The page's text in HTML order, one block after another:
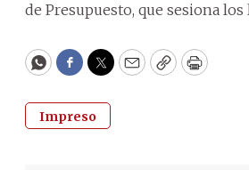
de Presupuesto, que sesiona los
WhatsApp
Facebook
Twitter
EmailCopyPrint
Impreso